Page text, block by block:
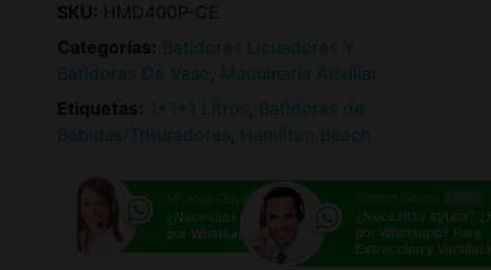
SKU:
HMD400P-CE
Categorías: Batidoras Licuadoras Y
Batidoras De Vaso , Maquinaria Auxiliar
Etiquetas: 1+1+1 Litros, Batidoras de
Bebidas/Trituradores, Hamilton Beach
Mª José Gavira Online
¿Necesitas ayuda? ¿Hablamos
por Whatsapp?
¿Necesitas ayuda?
por Whatsapp? Para
Extracción y